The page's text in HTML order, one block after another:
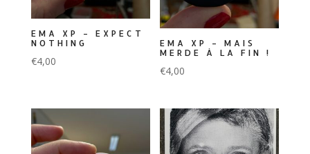
EMA XP – EXPECT
NOTHING
€4,00
EMA XP – MAIS
MERDE À LA FIN !
€4,00